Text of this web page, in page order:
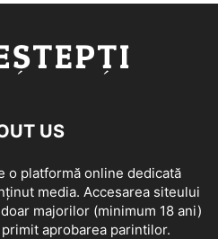
US
o platformă online dedicată
media. Accesarea siteului
majorilor (minimum 18 ani)
aprobarea parintilor.